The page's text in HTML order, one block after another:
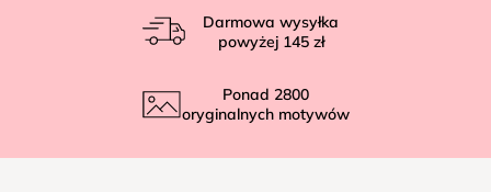
Darmowa wysyłka
powyżej 145 zł
Ponad 2800
oryginalnych motywów